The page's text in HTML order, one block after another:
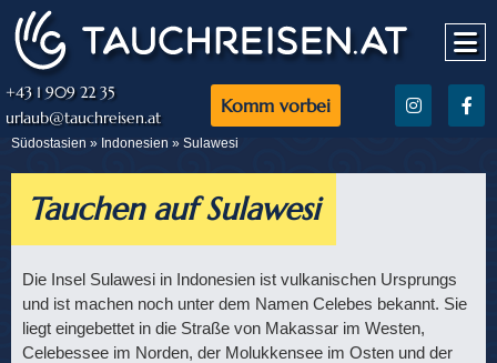
+43 1 909 22 35
urlaub@tauchreisen.at
Komm vorbei
Südostasien » Indonesien » Sulawesi
Tauchen auf Sulawesi
Die Insel Sulawesi in Indonesien ist vulkanischen Ursprungs
und ist machen noch unter dem Namen Celebes bekannt. Sie
liegt eingebettet in die Straße von Makassar im Westen,
Celebessee im Norden, der Molukkensee im Osten und der